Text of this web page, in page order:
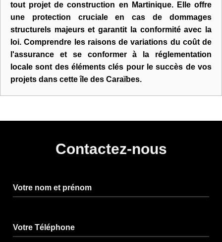
tout projet de construction en Martinique. Elle offre
une protection cruciale en cas de dommages
structurels majeurs et garantit la conformité avec la
loi. Comprendre les raisons de variations du coût de
l'assurance et se conformer à la réglementation
locale sont des éléments clés pour le succès de vos
projets dans cette île des Caraïbes.
Contactez-nous
Votre nom et prénom
Votre Téléphone